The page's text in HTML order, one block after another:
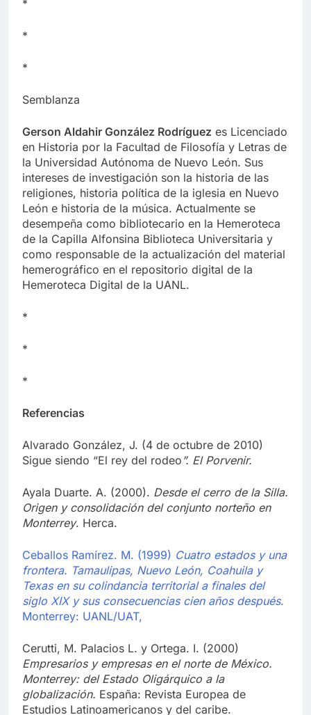
Gerson Aldahir González Rodríguezes Licenciado
en Historia por la Facultad de Filosofía y Letras de
la Universidad Autónoma de Nuevo León. Sus
intereses de investigación son la historia de las
religiones, historia política de la iglesia en Nuevo
León e historia de la música. Actualmente se
desempeña como bibliotecario en la Hemeroteca
de la Capilla Alfonsina Biblioteca Universitaria y
como responsable de la actualización del material
hemerográfico en el repositorio digital de la
Alvarado González, J. (4 de octubre de 2010)
Ayala Duarte. A. (2000).Desde el cerro de la Silla.
Origen y consolidación del conjunto norteño en
Ceballos Ramírez. M. (1999) Cuatro estados y una
frontera. Tamaulipas, Nuevo León, Coahuila y
Texas en su colindancia territorial a finales del
siglo XIX y sus consecuencias cien años después
Cerutti, M. Palacios L. y Ortega. I. (2000)
Empresarios y empresas en el norte de México.
Monterrey: del Estado Oligárquico a la
globalización.España: Revista Europea de